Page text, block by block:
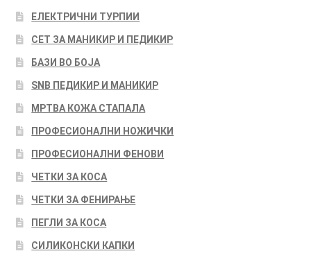
ЕЛЕКТРИЧНИ ТУРПИИ
СЕТ ЗА МАНИКИР И ПЕДИКИР
БАЗИ ВО БОЈА
SNB ПЕДИКИР И МАНИКИР
МРТВА КОЖА СТАПАЛА
ПРОФЕСИОНАЛНИ НОЖИЧКИ
ПРОФЕСИОНАЛНИ ФЕНОВИ
ЧЕТКИ ЗА КОСА
ЧЕТКИ ЗА ФЕНИРАЊЕ
ПЕГЛИ ЗА КОСА
СИЛИКОНСКИ КАПКИ